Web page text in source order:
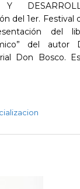
del 1er. Festival
del
del autor
Don Bosco.